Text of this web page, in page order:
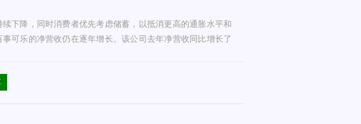
下降，同时消费者优先考虑储蓄，以抵消更高的通胀水平和
可乐的净营收仍在逐年增长。该公司去年净营收同比增长了